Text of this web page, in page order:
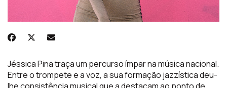
Jéssica Pina traça um percurso ímpar na música nacional.
Entre o trompete e a voz, a sua formação jazzística deu-